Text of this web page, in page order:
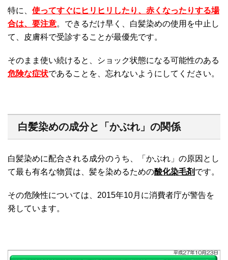
特に、 使ってすぐにヒリヒリしたり、赤くなったりする場
合は、要注意。できるだけ早く、白髪染めの使用を中止し
て、皮膚科で受診することが最優先です。
そのまま使い続けると、ショック状態になる可能性のある
危険な症状であることを、忘れないようにしてください。
白髪染めの成分と「かぶれ」の関係
白髪染めに配合される成分のうち、「かぶれ」の原因とし
て最も有名な物質は、髪を染めるための酸化染毛剤 です。
その危険性については、2015年10月に消費者庁が警告を
発しています。